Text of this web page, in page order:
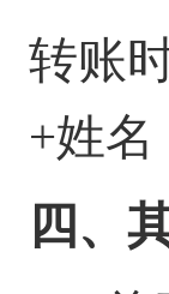
转账
+姓名
四、